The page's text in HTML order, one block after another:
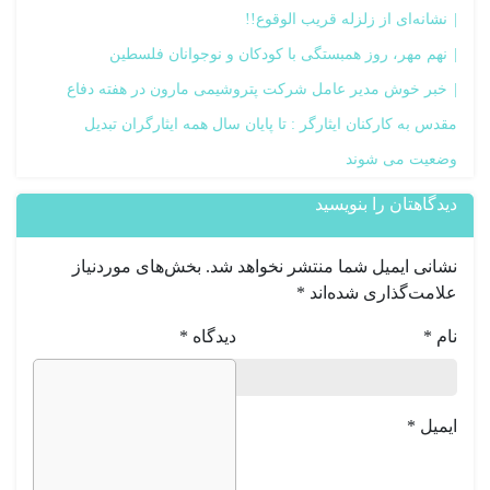
نشانه‌ای از زلزله قریب الوقوع!!
نهم مهر، روز همبستگی با کودکان و نوجوانان فلسطین
خبر خوش مدیر عامل شرکت پتروشیمی مارون در هفته دفاع
مقدس به کارکنان ایثارگر : تا پایان سال همه ایثارگران تبدیل
وضعیت می شوند
دیدگاهتان را بنویسید
نشانی ایمیل شما منتشر نخواهد شد. بخش‌های موردنیاز
علامت‌گذاری شده‌اند *
دیدگاه * نام *
ایمیل *